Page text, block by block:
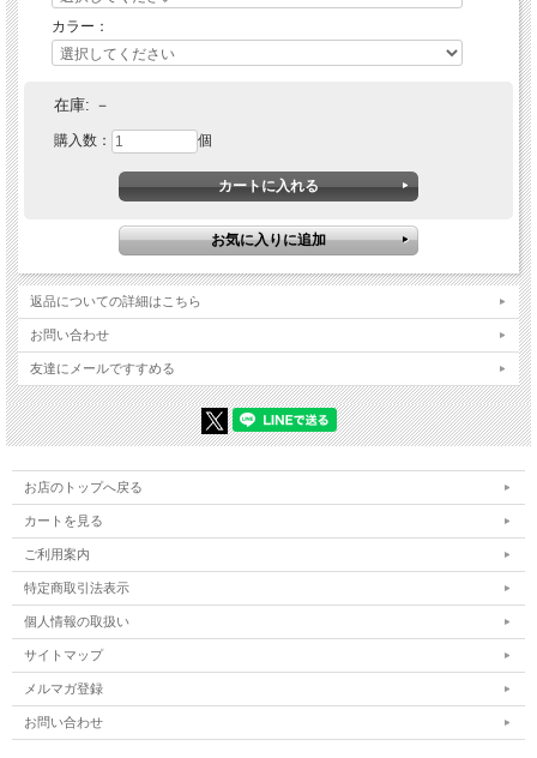
RUTHLESS (ルースレス)
BUZZARDS- USE YER HELMET S/S TEE
カラー：
在庫: －
購入数： 個
返品についての詳細はこちら
お問い合わせ
友達にメールですすめる
お店のトップへ戻る
カートを見る
ご利用案内
特定商取引法表示
個人情報の取扱い
サイトマップ
メルマガ登録
お問い合わせ